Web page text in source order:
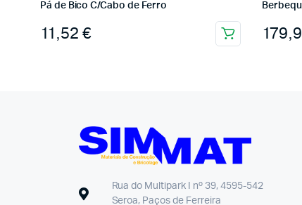
Pá de Bico C/Cabo de Ferro
11,52 €
Rua do Multipark I nº 39, 4595-542
Seroa, Paços de Ferreira